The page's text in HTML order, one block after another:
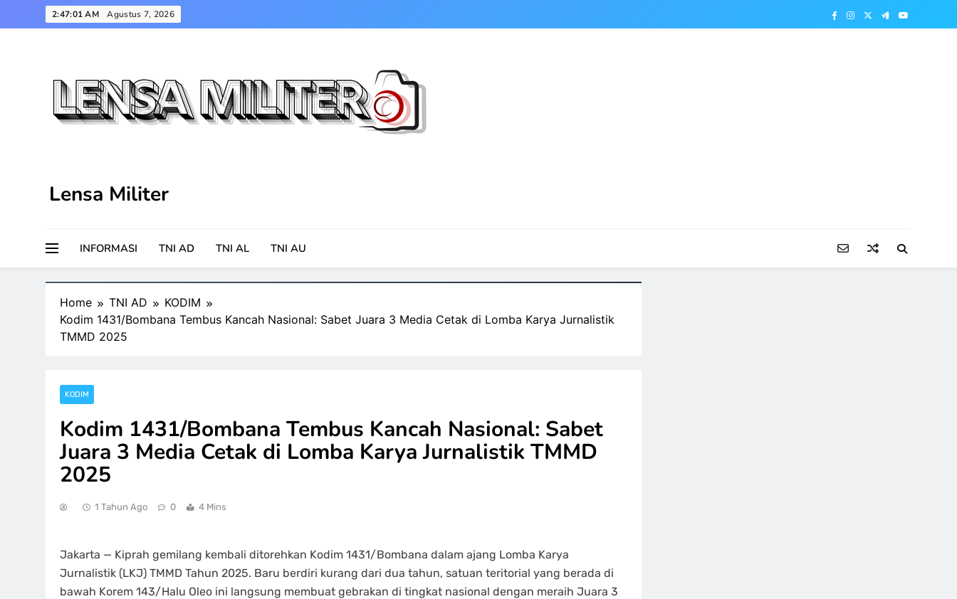
to
2:47:02 AM Agustus 7, 2026
Lensa Militer
INFORMASI TNI AD TNI AL TNI AU
Home TNI AD
KODIM
Kodim 1431/Bombana Tembus Kancah Nasional: Sabet Juara 3 Media Cetak di Lomba Karya Jurnalistik
TMMD 2025
KODIM
Kodim 1431/Bombana Tembus Kancah Nasional: Sabet
Juara 3 Media Cetak di Lomba Karya Jurnalistik TMMD
2025
1 Tahun Ago 0 4 Mins
Jakarta — Kiprah gemilang kembali ditorehkan Kodim 1431/Bombana dalam ajang Lomba Karya
Jurnalistik (LKJ) TMMD Tahun 2025. Baru berdiri kurang dari dua tahun, satuan teritorial yang berada di
bawah Korem 143/Halu Oleo ini langsung membuat gebrakan di tingkat nasional dengan meraih Juara 3